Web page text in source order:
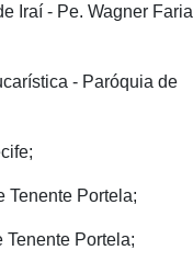
Iraí - Pe. Wagner Faria
- Paróquia de
Tenente Portela;
Portela;